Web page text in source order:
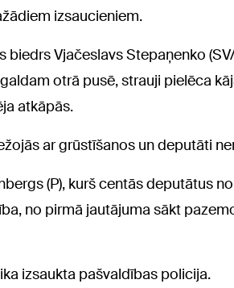
izsaucieniem.
biedrs Vjačeslavs Stepaņenko
otrā pusē, strauji pielēca
atkāpās.
ar grūstīšanos un deputāti
(P), kurš centās deputātus
no pirmā jautājuma sākt
izsaukta pašvaldības policija.